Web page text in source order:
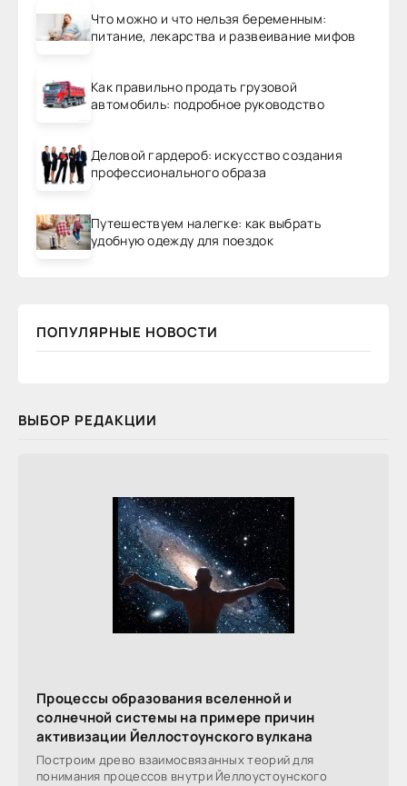
Что можно и что нельзя беременным:
питание, лекарства и развеивание мифов
Как правильно продать грузовой
автомобиль: подробное руководство
Деловой гардероб: искусство создания
профессионального образа
Путешествуем налегке: как выбрать
удобную одежду для поездок
ПОПУЛЯРНЫЕ НОВОСТИ
ВЫБОР РЕДАКЦИИ
Процессы образования вселенной и
солнечной системы на примере причин
активизации Йеллостоунского вулкана
Построим древо взаимосвязанных теорий для
понимания процессов внутри Йеллоустоунского